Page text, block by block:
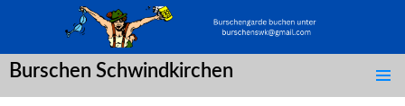
Burschen Schwindkirchen